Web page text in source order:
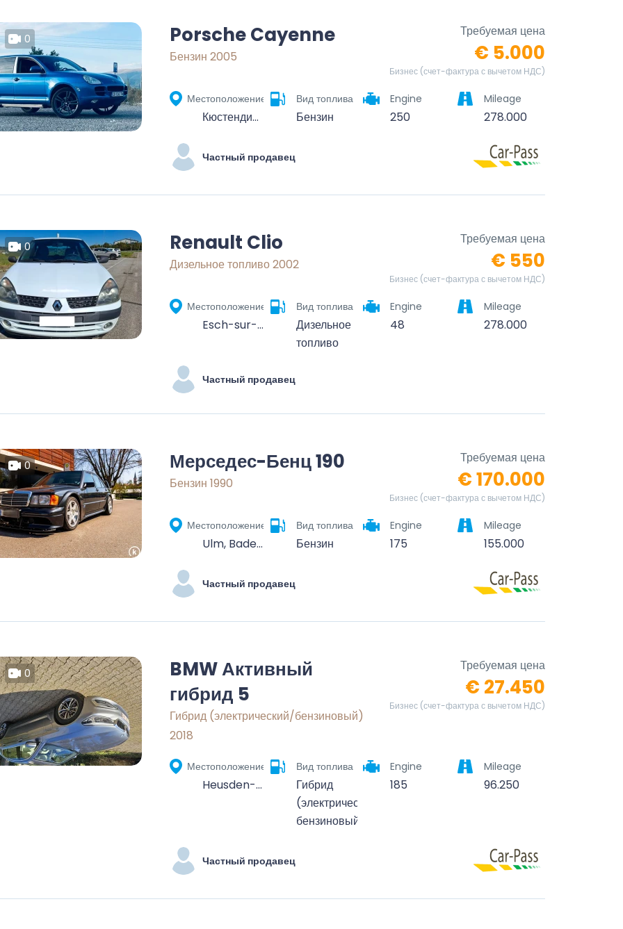
0 Porsche Cayenne
Бензин 2005
Требуемая цена
€ 5.000
Бизнес (счет-фактура с вычетом НДС)
Местоположение
Кюстендил, България
Вид топлива
Бензин
Engine
250
Mileage
278.000
Частный продавец
0 Renault Clio
Дизельное топливо 2002
Требуемая цена
€ 550
Бизнес (счет-фактура с вычетом НДС)
Местоположение
Esch-sur-Alzette, Canton Esch-sur-Alzette, Lëtzebuerg
Вид топлива
Дизельное
топливо
Engine
48
Mileage
278.000
Частный продавец
0 Мерседес-Бенц 190
Бензин 1990
Требуемая цена
€ 170.000
Бизнес (счет-фактура с вычетом НДС)
Местоположение
Ulm, Baden-Württemberg, Deutschland
Вид топлива
Бензин
Engine
175
Mileage
155.000
Частный продавец
0
BMW Активный
гибрид 5
Гибрид (электрический/бензиновый)
2018
Требуемая цена
€ 27.450
Бизнес (счет-фактура с вычетом НДС)
Местоположение
Heusden-Zolder, Hasselt, Limburg, Vlaanderen, 3550, België
Вид топлива
Гибрид
(электрический/
бензиновый)
Engine
185
Mileage
96.250
Частный продавец